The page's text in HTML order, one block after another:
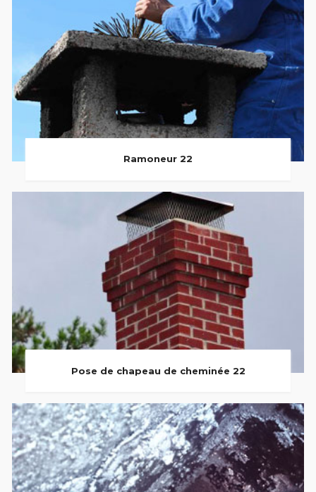
Ramoneur 22
Pose de chapeau de cheminée 22